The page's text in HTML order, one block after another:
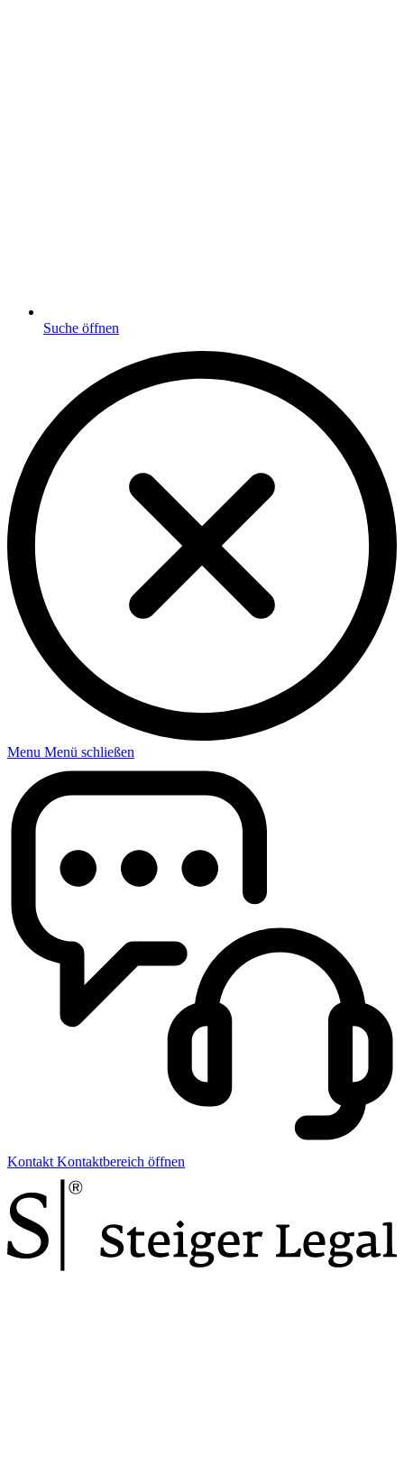
Suche öffnen
Menu Menü schließen
Kontakt Kontaktbereich öffnen